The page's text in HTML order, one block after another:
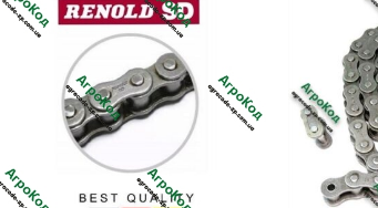
несколько
вариаций.
Опции
выбрать